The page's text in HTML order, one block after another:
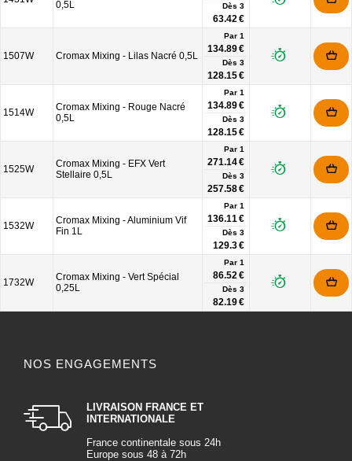
0,5L
Dès 3
63.42 €
1507W Cromax Mixing - Lilas Nacré 0,5L
Par 1
134.89 €
Dès 3
128.15 €
1514W
Cromax Mixing - Rouge Nacré
0,5L
Par 1
134.89 €
Dès 3
128.15 €
1525W
Cromax Mixing - EFX Vert
Stellaire 0,5L
Par 1
271.14 €
Dès 3
257.58 €
1532W
Cromax Mixing - Aluminium Vif
Fin 1L
Par 1
136.11 €
Dès 3
129.3 €
1732W
Cromax Mixing - Vert Spécial
0,25L
Par 1
86.52 €
Dès 3
82.19 €
NOS ENGAGEMENTS
LIVRAISON FRANCE ET
INTERNATIONALE
France continentale sous 24h
Europe sous 48 à 72h